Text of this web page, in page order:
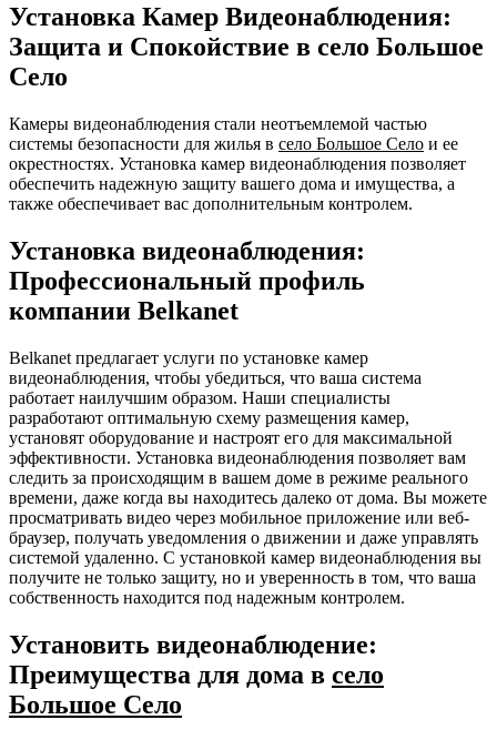
Установка Камер Видеонаблюдения:
Защита и Спокойствие в село Большое
Село
Камеры видеонаблюдения стали неотъемлемой частью
системы безопасности для жилья в село Большое Село и ее
окрестностях. Установка камер видеонаблюдения позволяет
обеспечить надежную защиту вашего дома и имущества, а
также обеспечивает вас дополнительным контролем.
Установка видеонаблюдения:
Профессиональный профиль
компании Belkanet
Belkanet предлагает услуги по установке камер
видеонаблюдения, чтобы убедиться, что ваша система
работает наилучшим образом. Наши специалисты
разработают оптимальную схему размещения камер,
установят оборудование и настроят его для максимальной
эффективности. Установка видеонаблюдения позволяет вам
следить за происходящим в вашем доме в режиме реального
времени, даже когда вы находитесь далеко от дома. Вы можете
просматривать видео через мобильное приложение или веб-
браузер, получать уведомления о движении и даже управлять
системой удаленно. С установкой камер видеонаблюдения вы
получите не только защиту, но и уверенность в том, что ваша
собственность находится под надежным контролем.
Установить видеонаблюдение:
Преимущества для дома в село
Большое Село